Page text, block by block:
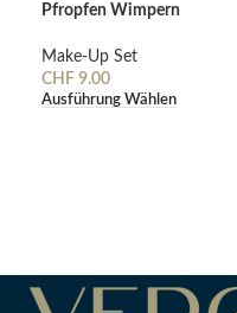
Pfropfen Wimpern
Make-Up Set
CHF 9.00
Ausführung Wählen